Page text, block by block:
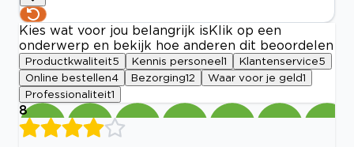
Kies wat voor jou belangrijk is Klik op een
onderwerp en bekijk hoe anderen dit beoordelen
Productkwaliteit5 Kennis personeel 1 Klantenservice5
Online bestellen4 Bezorging12 Waar voor je geld1
Professionaliteit1
8